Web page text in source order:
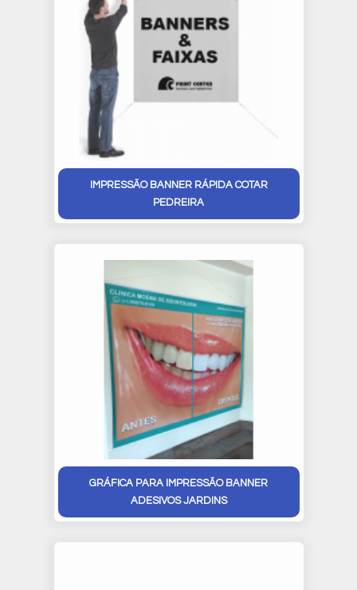
IMPRESSÃO BANNER RÁPIDA COTAR
PEDREIRA
GRÁFICA PARA IMPRESSÃO BANNER
ADESIVOS JARDINS